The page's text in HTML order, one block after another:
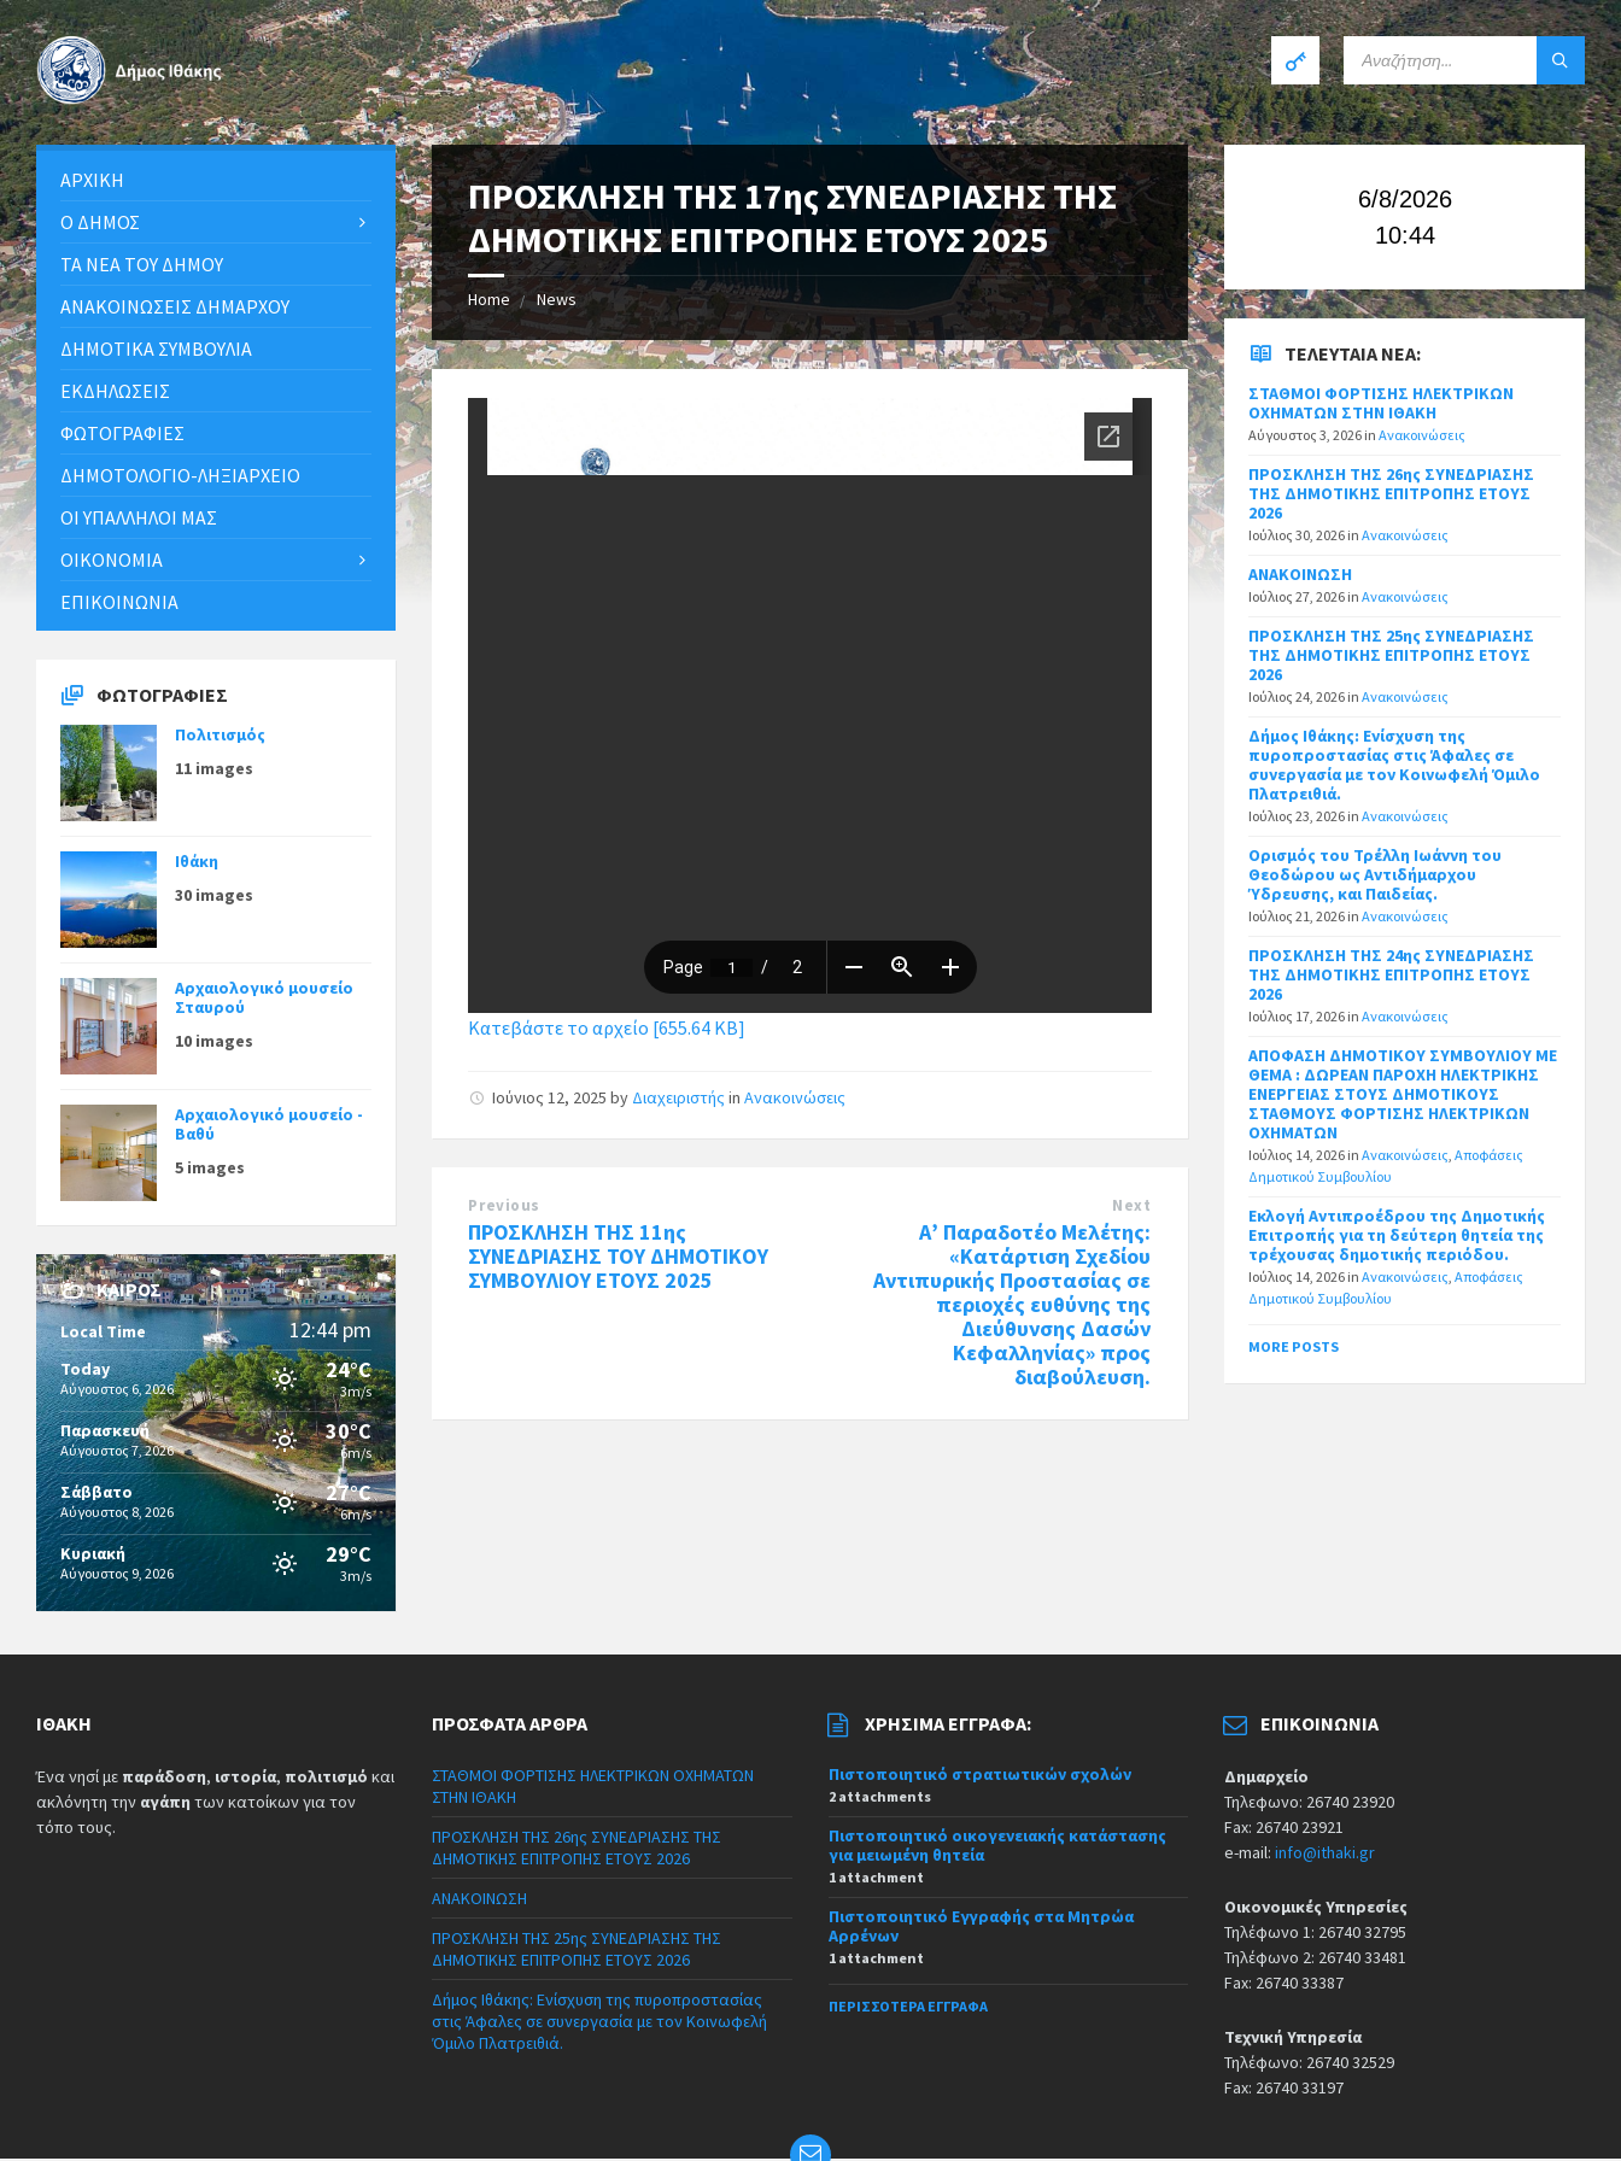
ΠΡΟΣΚΛΗΣΗ ΤΗΣ 17ης ΣΥΝΕΔΡΙΑΣΗΣ ΤΗΣ
ΔΗΜΟΤΙΚΗΣ ΕΠΙΤΡΟΠΗΣ ΕΤΟΥΣ 2025
Home News
Κατεβάστε το αρχείο [655.64 KB]
Ιούνιος 12, 2025by Διαχειριστής inΑνακοινώσεις
Previous
ΠΡΟΣΚΛΗΣΗ ΤΗΣ 11ης
ΣΥΝΕΔΡΙΑΣΗΣ ΤΟΥ ΔΗΜΟΤΙΚΟΥ
ΣΥΜΒΟΥΛΙΟΥ ΕΤΟΥΣ 2025
Next
Α’ Παραδοτέο Μελέτης:
«Κατάρτιση Σχεδίου
Αντιπυρικής Προστασίας σε
περιοχές ευθύνης της
Διεύθυνσης Δασών
Κεφαλληνίας» προς
διαβούλευση.
ΑΡΧΙΚΉ
Ο ΔΉΜΟΣ
ΤΑ ΝΈΑ ΤΟΥ ΔΉΜΟΥ
ΑΝΑΚΟΙΝΩΣΕΙΣ ΔΗΜΑΡΧΟΥ
ΔΗΜΟΤΙΚΆ ΣΥΜΒΟΎΛΙΑ
ΕΚΔΗΛΏΣΕΙΣ
ΦΩΤΟΓΡΑΦΊΕΣ
ΔΗΜΟΤΟΛΌΓΙΟ-ΛΗΞΙΑΡΧΕΊΟ
ΟΙ ΥΠΆΛΛΗΛΟΙ ΜΑΣ
ΟΙΚΟΝΟΜΊΑ
ΕΠΙΚΟΙΝΩΝΊΑ
ΦΩΤΟΓΡΑΦΊΕΣ
Πολιτισμός
11 images
Ιθάκη
30 images
Αρχαιολογικό μουσείο
Σταυρού
10 images
Αρχαιολογικό μουσείο -
Βαθύ
5 images
ΚΑΙΡΌΣ
Local Time 12:44 pm
Today
Αύγουστος 6, 2026
24°C
3m/s
Παρασκευή
Αύγουστος 7, 2026
30°C
6m/s
Σάββατο
Αύγουστος 8, 2026
27°C
6m/s
Κυριακή
Αύγουστος 9, 2026
29°C
3m/s
6/8/2026
10:44
ΤΕΛΕΥΤΑΊΑ ΝΈΑ:
ΣΤΑΘΜΟΙ ΦΟΡΤΙΣΗΣ ΗΛΕΚΤΡΙΚΩΝ
ΟΧΗΜΑΤΩΝ ΣΤΗΝ ΙΘΑΚΗ
Αύγουστος 3, 2026 inΑνακοινώσεις
ΠΡΟΣΚΛΗΣΗ ΤΗΣ 26ης ΣΥΝΕΔΡΙΑΣΗΣ
ΤΗΣ ΔΗΜΟΤΙΚΗΣ ΕΠΙΤΡΟΠΗΣ ΕΤΟΥΣ
2026
Ιούλιος 30, 2026 inΑνακοινώσεις
ΑΝΑΚΟΙΝΩΣΗ
Ιούλιος 27, 2026 inΑνακοινώσεις
ΠΡΟΣΚΛΗΣΗ ΤΗΣ 25ης ΣΥΝΕΔΡΙΑΣΗΣ
ΤΗΣ ΔΗΜΟΤΙΚΗΣ ΕΠΙΤΡΟΠΗΣ ΕΤΟΥΣ
2026
Ιούλιος 24, 2026 inΑνακοινώσεις
Δήμος Ιθάκης: Ενίσχυση της
πυροπροστασίας στις Άφαλες σε
συνεργασία με τον Κοινωφελή Όμιλο
Πλατρειθιά.
Ιούλιος 23, 2026 inΑνακοινώσεις
Ορισμός του Τρέλλη Ιωάννη του
Θεοδώρου ως Αντιδήμαρχου
Ύδρευσης, και Παιδείας.
Ιούλιος 21, 2026 inΑνακοινώσεις
ΠΡΟΣΚΛΗΣΗ ΤΗΣ 24ης ΣΥΝΕΔΡΙΑΣΗΣ
ΤΗΣ ΔΗΜΟΤΙΚΗΣ ΕΠΙΤΡΟΠΗΣ ΕΤΟΥΣ
2026
Ιούλιος 17, 2026 inΑνακοινώσεις
ΑΠΟΦΑΣΗ ΔΗΜΟΤΙΚΟΥ ΣΥΜΒΟΥΛΙΟΥ ΜΕ
ΘΕΜΑ : ΔΩΡΕΑΝ ΠΑΡΟΧΗ ΗΛΕΚΤΡΙΚΗΣ
ΕΝΕΡΓΕΙΑΣ ΣΤΟΥΣ ΔΗΜΟΤΙΚΟΥΣ
ΣΤΑΘΜΟΥΣ ΦΟΡΤΙΣΗΣ ΗΛΕΚΤΡΙΚΩΝ
ΟΧΗΜΑΤΩΝ
Ιούλιος 14, 2026 inΑνακοινώσεις,Αποφάσεις
Δημοτικού Συμβουλίου
Εκλογή Αντιπροέδρου της Δημοτικής
Επιτροπής για τη δεύτερη θητεία της
τρέχουσας δημοτικής περιόδου.
Ιούλιος 14, 2026 inΑνακοινώσεις,Αποφάσεις
Δημοτικού Συμβουλίου
MORE POSTS
ΙΘΆΚΗ
Ένα νησί με παράδοση, ιστορία, πολιτισμό και
ακλόνητη την αγάπη των κατοίκων για τον
τόπο τους.
ΠΡΌΣΦΑΤΑ ΆΡΘΡΑ
ΣΤΑΘΜΟΙ ΦΟΡΤΙΣΗΣ ΗΛΕΚΤΡΙΚΩΝ ΟΧΗΜΑΤΩΝ
ΣΤΗΝ ΙΘΑΚΗ
ΠΡΟΣΚΛΗΣΗ ΤΗΣ 26ης ΣΥΝΕΔΡΙΑΣΗΣ ΤΗΣ
ΔΗΜΟΤΙΚΗΣ ΕΠΙΤΡΟΠΗΣ ΕΤΟΥΣ 2026
ΑΝΑΚΟΙΝΩΣΗ
ΠΡΟΣΚΛΗΣΗ ΤΗΣ 25ης ΣΥΝΕΔΡΙΑΣΗΣ ΤΗΣ
ΔΗΜΟΤΙΚΗΣ ΕΠΙΤΡΟΠΗΣ ΕΤΟΥΣ 2026
Δήμος Ιθάκης: Ενίσχυση της πυροπροστασίας
στις Άφαλες σε συνεργασία με τον Κοινωφελή
Όμιλο Πλατρειθιά.
ΧΡΉΣΙΜΑ ΈΓΓΡΑΦΑ:
Πιστοποιητικό στρατιωτικών σχολών
2 attachments
Πιστοποιητικό οικογενειακής κατάστασης
για μειωμένη θητεία
1 attachment
Πιστοποιητικό Εγγραφής στα Μητρώα
Αρρένων
1 attachment
ΠΕΡΙΣΣΌΤΕΡΑ ΈΓΓΡΑΦΑ
ΕΠΙΚΟΙΝΩΝΊΑ
Δημαρχείο
Τηλεφωνο: 26740 23920
Fax: 26740 23921
e-mail:info@ithaki.gr
Οικονομικές Υπηρεσίες
Τηλέφωνο 1: 26740 32795
Τηλέφωνο 2: 26740 33481
Fax: 26740 33387
Τεχνική Υπηρεσία
Τηλέφωνο: 26740 32529
Fax: 26740 33197